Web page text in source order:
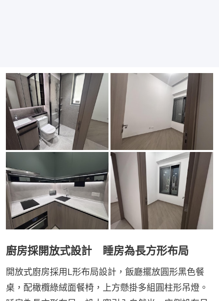
廚房採開放式設計 睡房為長方形布局
開放式廚房採用L形布局設計，飯廳擺放圓形黑色餐
桌，配橄欖綠絨面餐椅，上方懸掛多組圓柱形吊燈。